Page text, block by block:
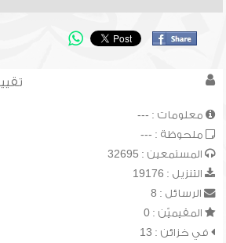
معلومات : ---
ملحوظة : ---
المستمعين : 32695
التنزيل : 19176
الرسائل : 8
المقيميّن : 0
في خزائن : 13